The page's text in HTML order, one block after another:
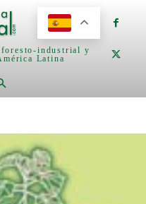
industrial y
Latina